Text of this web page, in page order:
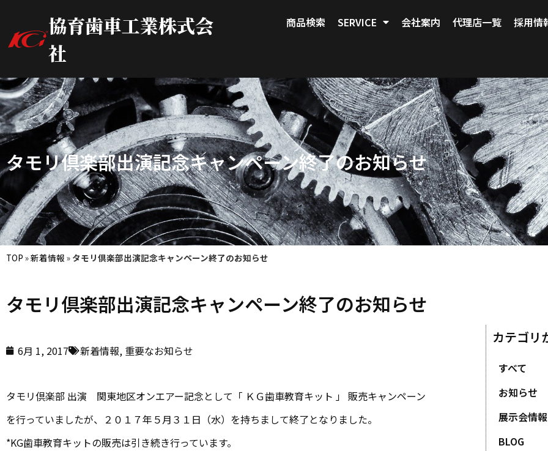
協育歯車工業株式会
社
商品検索 SERVICE 会社案内 代理店一覧 採用情
タモリ倶楽部出演記念キャンペーン終了のお知らせ
TOP »新着情報 » タモリ倶楽部出演記念キャンペーン終了のお知らせ
タモリ倶楽部出演記念キャンペーン終了のお知らせ
6月 1, 2017 新着情報, 重要なお知らせ
タモリ倶楽部 出演 関東地区オンエアー記念として「 ＫＧ歯車教育キット 」 販売キャンペーン
を行っていましたが、２０１７年５月３１日（水）を持ちまして終了となりました。
*KG歯車教育キットの販売は引き続き行っています。
カテゴリ
すべて
お知らせ
展示会情報
BLOG